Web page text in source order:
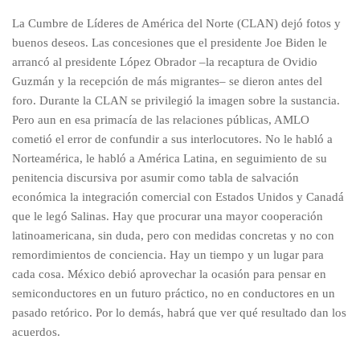
La Cumbre de Líderes de América del Norte (CLAN) dejó fotos y
buenos deseos. Las concesiones que el presidente Joe Biden le
arrancó al presidente López Obrador –la recaptura de Ovidio
Guzmán y la recepción de más migrantes– se dieron antes del
foro. Durante la CLAN se privilegió la imagen sobre la sustancia.
Pero aun en esa primacía de las relaciones públicas, AMLO
cometió el error de confundir a sus interlocutores. No le habló a
Norteamérica, le habló a América Latina, en seguimiento de su
penitencia discursiva por asumir como tabla de salvación
económica la integración comercial con Estados Unidos y Canadá
que le legó Salinas. Hay que procurar una mayor cooperación
latinoamericana, sin duda, pero con medidas concretas y no con
remordimientos de conciencia. Hay un tiempo y un lugar para
cada cosa. México debió aprovechar la ocasión para pensar en
semiconductores en un futuro práctico, no en conductores en un
pasado retórico. Por lo demás, habrá que ver qué resultado dan los
acuerdos.